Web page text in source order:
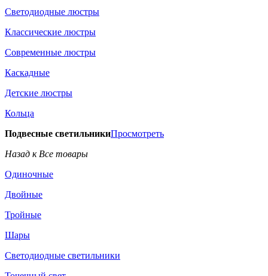
Светодиодные люстры
Классические люстры
Современные люстры
Каскадные
Детские люстры
Кольца
Подвесные светильникиПросмотреть
Назад к Все товары
Одиночные
Двойные
Тройные
Шары
Светодиодные светильники